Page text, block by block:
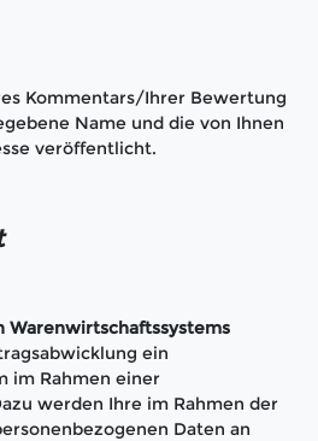
Kommentars/Ihrer Bewertung
Name und die von Ihnen
veröffentlicht.
Warenwirtschaftssystems
ein
im Rahmen einer
werden Ihre im Rahmen der
Daten an